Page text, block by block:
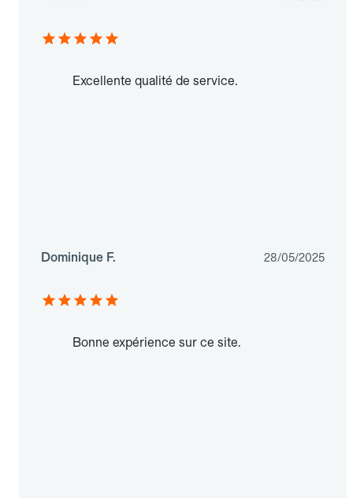
Excellente qualité de service.
Dominique F. 28/05/2025
Bonne expérience sur ce site.